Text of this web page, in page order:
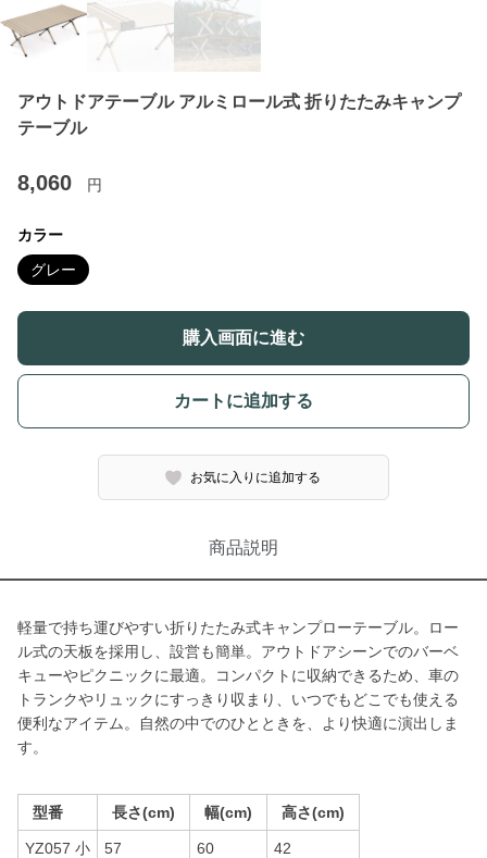
アウトドアテーブル アルミロール式 折りたたみキャンプ
テーブル
8,060 円
カラー
グレー
購入画面に進む
カートに追加する
お気に入りに追加する
商品説明
軽量で持ち運びやすい折りたたみ式キャンプローテーブル。ロー
ル式の天板を採用し、設営も簡単。アウトドアシーンでのバーベ
キューやピクニックに最適。コンパクトに収納できるため、車の
トランクやリュックにすっきり収まり、いつでもどこでも使える
便利なアイテム。自然の中でのひとときを、より快適に演出しま
す。
型番 長さ(cm) 幅(cm) 高さ(cm)
YZ057 小 57 60 42